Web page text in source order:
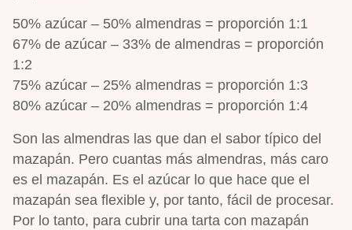
50% azúcar – 50% almendras = proporción 1:1
67% de azúcar – 33% de almendras = proporción
1:2
75% azúcar – 25% almendras = proporción 1:3
80% azúcar – 20% almendras = proporción 1:4
Son las almendras las que dan el sabor típico del
mazapán. Pero cuantas más almendras, más caro
es el mazapán. Es el azúcar lo que hace que el
mazapán sea flexible y, por tanto, fácil de procesar.
Por lo tanto, para cubrir una tarta con mazapán